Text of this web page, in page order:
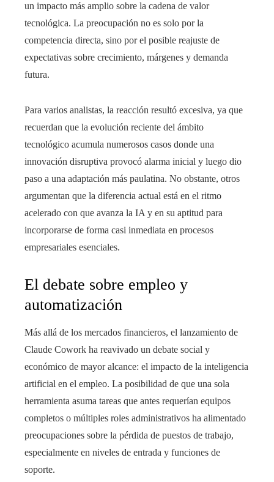
un impacto más amplio sobre la cadena de valor
tecnológica. La preocupación no es solo por la
competencia directa, sino por el posible reajuste de
expectativas sobre crecimiento, márgenes y demanda
futura.
Para varios analistas, la reacción resultó excesiva, ya que
recuerdan que la evolución reciente del ámbito
tecnológico acumula numerosos casos donde una
innovación disruptiva provocó alarma inicial y luego dio
paso a una adaptación más paulatina. No obstante, otros
argumentan que la diferencia actual está en el ritmo
acelerado con que avanza la IA y en su aptitud para
incorporarse de forma casi inmediata en procesos
empresariales esenciales.
El debate sobre empleo y
automatización
Más allá de los mercados financieros, el lanzamiento de
Claude Cowork ha reavivado un debate social y
económico de mayor alcance: el impacto de la inteligencia
artificial en el empleo. La posibilidad de que una sola
herramienta asuma tareas que antes requerían equipos
completos o múltiples roles administrativos ha alimentado
preocupaciones sobre la pérdida de puestos de trabajo,
especialmente en niveles de entrada y funciones de
soporte.